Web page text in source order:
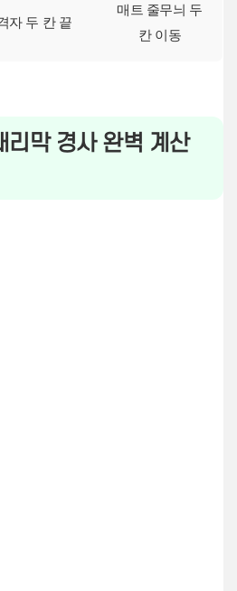
자 두 칸 끝
매트 줄무늬 두
칸 이동
리막 경사 완벽 계산